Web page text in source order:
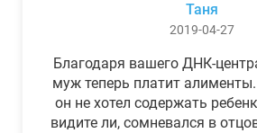
Таня
2019-04-27
Благодаря вашего ДНК-
муж теперь платит
он не хотел содержать
видите ли, сомневался в